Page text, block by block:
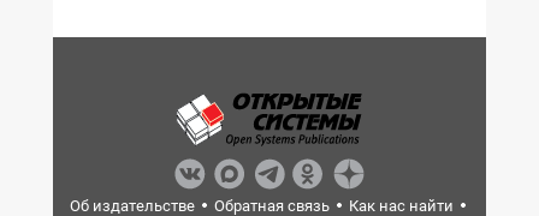
Об издательстве Обратная связь
Как нас найти